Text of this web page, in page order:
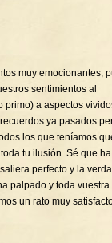
muy emocionantes,
sentimientos al
primo) a aspectos
ya pasados
los que teníamos
tu ilusión. Sé que ha
perfecto y la
palpado y toda vuestra
un rato muy